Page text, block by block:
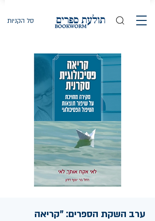
סל הקניות
ערב השקת הספרים: "קריאה